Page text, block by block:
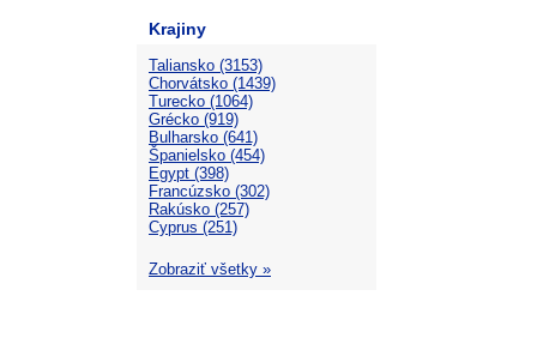
Krajiny
Taliansko (3153)
Chorvátsko (1439)
Turecko (1064)
Grécko (919)
Bulharsko (641)
Španielsko (454)
Egypt (398)
Francúzsko (302)
Rakúsko (257)
Cyprus (251)
Zobraziť všetky »